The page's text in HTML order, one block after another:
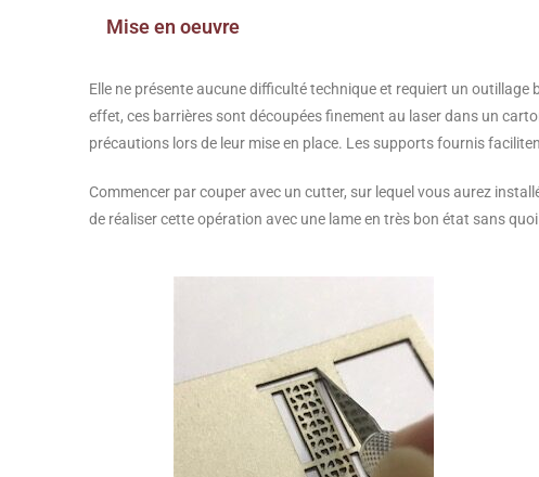
Mise en oeuvre
Elle ne présente aucune difficulté technique et requiert un
effet, ces barrières sont découpées finement au laser dans un
précautions lors de leur mise en place. Les supports fournis
Commencer par couper avec un cutter, sur lequel vous aurez
de réaliser cette opération avec une lame en très bon état sans